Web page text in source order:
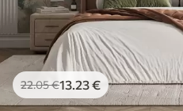
22.05€13.23€